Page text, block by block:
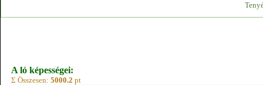
A ló képességei:
Σ Összesen: 5000.2 pt